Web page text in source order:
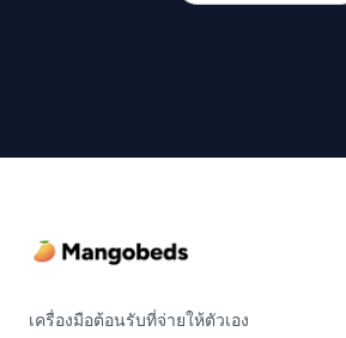
เครื่องมือต้อนรับที่จ่ายให้ตัวเอง